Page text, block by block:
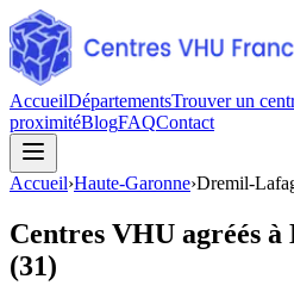
AccueilDépartementsTrouver un
proximitéBlogFAQContact
Accueil›Haute-Garonne›Dremil-
Centres VHU agréés à
(31)